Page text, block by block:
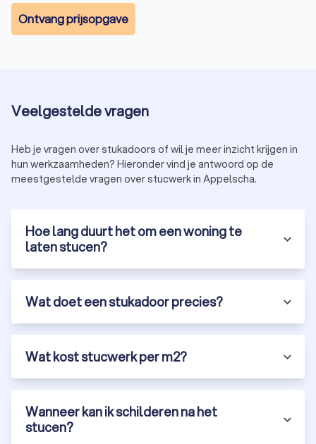
Ontvang prijsopgave
Veelgestelde vragen
Heb je vragen over stukadoors of wil je meer inzicht krijgen in
hun werkzaamheden? Hieronder vind je antwoord op de
meestgestelde vragen over stucwerk in Appelscha.
Hoe lang duurt het om een woning te
laten stucen?
Wat doet een stukadoor precies?
Wat kost stucwerk per m2?
Wanneer kan ik schilderen na het
stucen?